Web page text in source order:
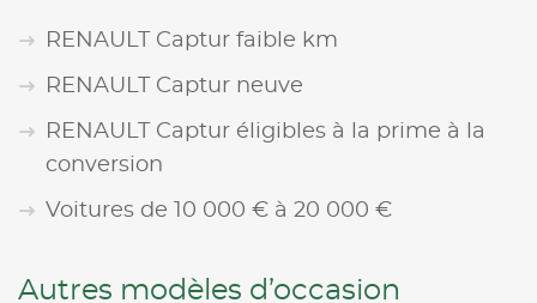
RENAULT Captur faible km
RENAULT Captur neuve
RENAULT Captur éligibles à la prime à la
conversion
Voitures de 10 000 € à 20 000 €
Autres modèles d’occasion